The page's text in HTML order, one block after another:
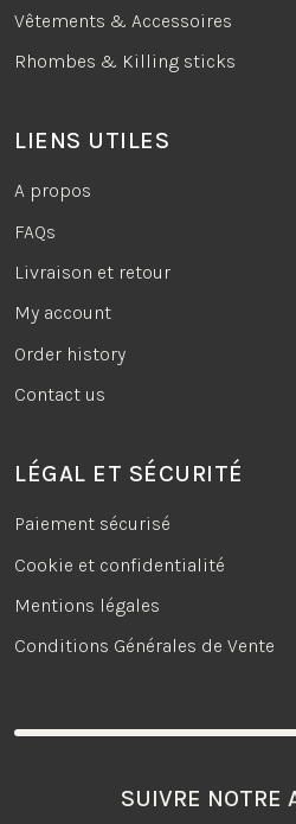
Vêtements & Accessoires
Rhombes & Killing sticks
LIENS UTILES
A propos
FAQs
Livraison et retour
My account
Order history
Contact us
LÉGAL ET SÉCURITÉ
Paiement sécurisé
Cookie et confidentialité
Mentions légales
Conditions Générales de Vente
SUIVRE NOTRE